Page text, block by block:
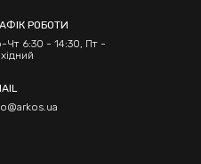
РОБОТИ
Чт 6:30 - 14:30, Пт -